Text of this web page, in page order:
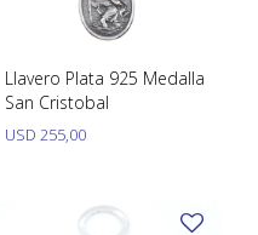
Llavero Plata 925 Medalla
San Cristobal
USD 255,00